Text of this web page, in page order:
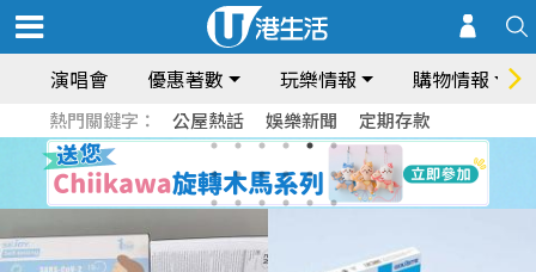
演唱會 優惠著數 玩樂情報 購物情報
熱門關鍵字： 公屋熱話 娛樂新聞 定期存款